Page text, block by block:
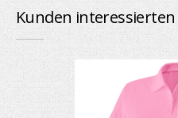
Kunden interessierten